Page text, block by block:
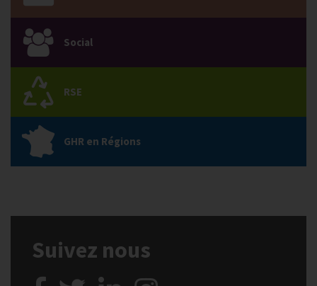
Social
RSE
GHR en Régions
Suivez nous